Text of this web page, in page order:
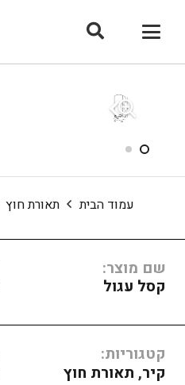
עמוד הבית תאורת חוץ
שם מוצר:
קסל עגול
קטגוריות:
קיר, תאורת חוץ